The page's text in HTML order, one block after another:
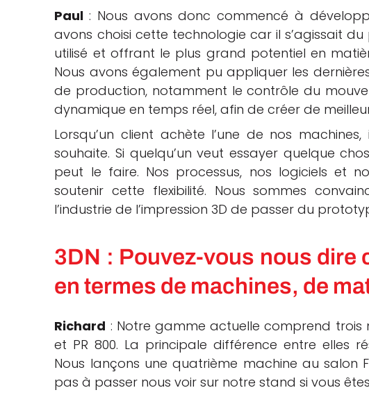
Paul: Nous avons donc commencé à
avons choisi cette technologie car il s’agissait
utilisé et offrant le plus grand potentiel en
Nous avons également pu appliquer les
de production, notamment le contrôle du
dynamique en temps réel, afin de créer de
Lorsqu’un client achète l’une de nos
souhaite. Si quelqu’un veut essayer quelque
peut le faire. Nos processus, nos logiciels et
soutenir cette flexibilité. Nous sommes
l’industrie de l’impression 3D de passer du
3DN : Pouvez-vous nous dire
en termes de machines, de
Richard : Notre gamme actuelle comprend trois
et PR 800. La principale différence entre elles
Nous lançons une quatrième machine au salon
pas à passer nous voir sur notre stand si vous